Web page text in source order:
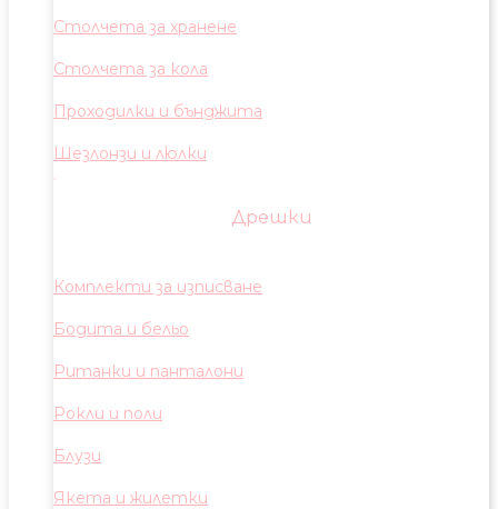
Столчета за хранене
Столчета за кола
Проходилки и бънджита
Шезлонзи и люлки
Дрешки
Комплекти за изписване
Бодита и бельо
Ританки и панталони
Рокли и поли
Блузи
Якета и жилетки